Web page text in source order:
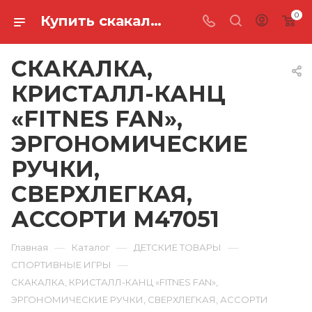
Купить скакалка, кристалл-канц «fitnes fan», эргономические ручки, сверхлегкая, ассорти M47051 в Ростове-на-Дону 0
СКАКАЛКА,
КРИСТАЛЛ-КАНЦ
«FITNES FAN»,
ЭРГОНОМИЧЕСКИЕ
РУЧКИ,
СВЕРХЛЕГКАЯ,
АССОРТИ M47051
Главная — Каталог — ДЕТСКИЕ ТОВАРЫ —
СПОРТИВНЫЕ ИГРЫ —
СКАКАЛКА, КРИСТАЛЛ-КАНЦ «FITNES FAN»,
ЭРГОНОМИЧЕСКИЕ РУЧКИ, СВЕРХЛЕГКАЯ, АССОРТИ